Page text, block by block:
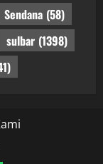
Sendana (58)
sulbar (1398)